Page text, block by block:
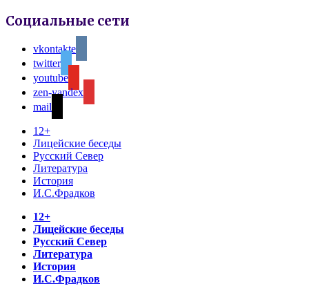
Социальные сети
vkontakte
twitter
youtube
zen-yandex
mail
12+
Лицейские беседы
Русский Север
Литература
История
И.С.Фрадков
12+
Лицейские беседы
Русский Север
Литература
История
И.С.Фрадков